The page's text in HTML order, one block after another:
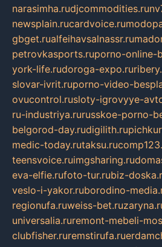
narasimha.rudjcommodities.ru
newsplain.rucardvoice.ru
gbget.rualfeihavsalnassr.ru
petrovkasports.ruporno-online-
york-life.rudoroga-expo.ru
slovar-ivrit.ruporno-video-
ovucontrol.rusloty-igrovyye-
ru-industriya.rurusskoe-porno-
belgorod-day.rudigilith.ru
medic-today.rutaksu.ru
teensvoice.ruimgsharing.ru
eva-elfie.rufoto-tur.rubiz-
veslo-i-yakor.ruborodino-
regionufa.ruweiss-bet.ru
universalia.ruremont-mebeli-
clubfisher.ruremstirufa.ru